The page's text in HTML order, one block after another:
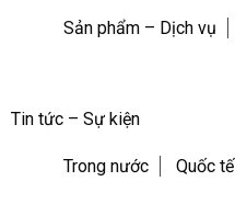
Sản phẩm – Dịch vụ
Tin tức – Sự kiện
Trong nước Quốc tế